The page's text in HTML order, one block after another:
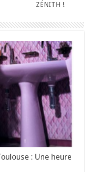
ZÉNITH !
: Une heure